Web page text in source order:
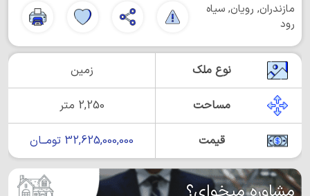
مازندران, رویان, سیاه
رود
نوع ملک زمین
مساحت 2,250 متر
قیمت 32,625,000,000 تومــان